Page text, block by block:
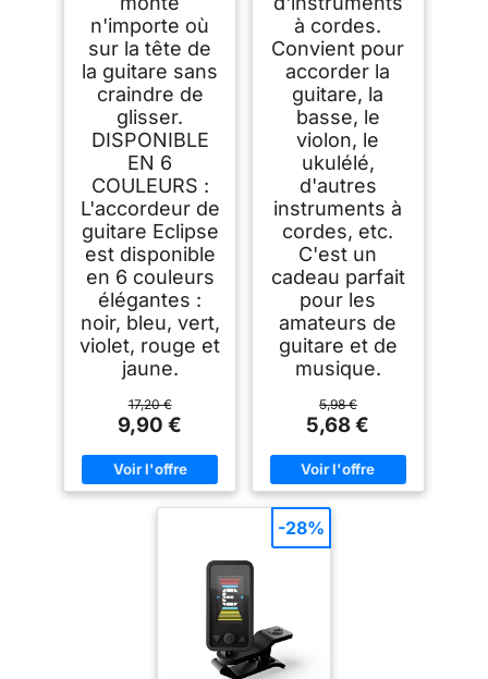
n'importe où
sur la tête de
la guitare sans
craindre de
glisser.
DISPONIBLE
EN 6
COULEURS :
L'accordeur de
guitare Eclipse
est disponible
en 6 couleurs
élégantes :
noir, bleu, vert,
violet, rouge et
jaune.
17,20 €
9,90 €
à cordes.
Convient pour
accorder la
guitare, la
basse, le
violon, le
ukulélé,
d'autres
instruments à
cordes, etc.
C'est un
cadeau parfait
pour les
amateurs de
guitare et de
musique.
5,98 €
5,68 €
-28%